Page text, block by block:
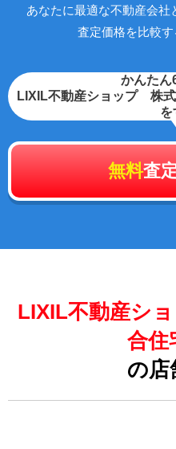
あなたに最適な不動産会社
査定価格を比較す
かんたん
LIXIL不動産ショップ 株
を
無料査
LIXIL不動産シ
合住
の店